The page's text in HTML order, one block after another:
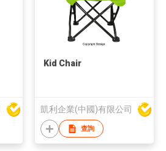
Kid Chair
凱利企業(中國)有限公司
查詢